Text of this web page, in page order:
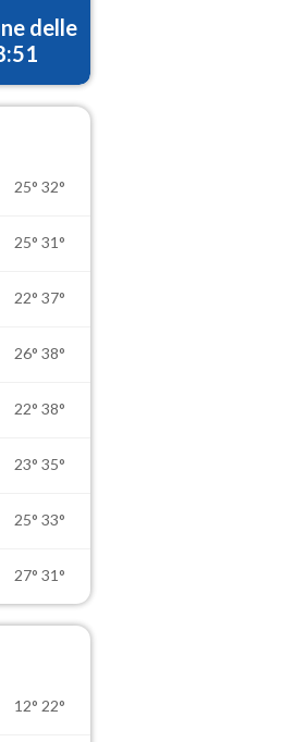
delle
25° 32°
25° 31°
22° 37°
26° 38°
22° 38°
23° 35°
25° 33°
27° 31°
12° 22°